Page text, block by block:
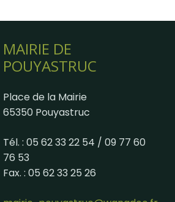
MAIRIE DE
POUYASTRUC
Place de la Mairie
65350 Pouyastruc
Tél. : 05 62 33 22 54 / 09 77 60
76 53
Fax. : 05 62 33 25 26